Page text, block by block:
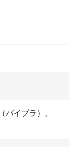
バイブラ）、